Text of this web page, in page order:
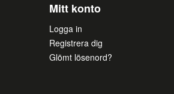
Mitt konto
Logga in
Registrera dig
Glömt lösenord?